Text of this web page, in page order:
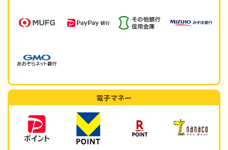
電子マネー